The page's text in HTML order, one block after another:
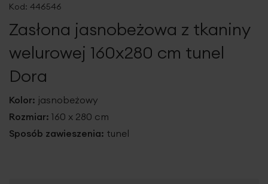
początek
galerii
Kod: 446546
Zasłona jasnobeżowa z tkaniny
welurowej 160x280 cm tunel
Dora
Kolor: jasnobeżowy
Rozmiar: 160 x 280 cm
Sposób zawieszenia: tunel